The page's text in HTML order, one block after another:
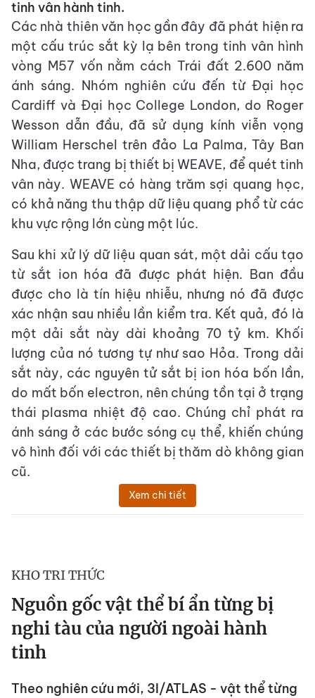
tinh vân hành tinh.
Các nhà thiên văn học gần đây đã phát hiện ra
một cấu trúc sắt kỳ lạ bên trong tinh vân hình
vòng M57 vốn nằm cách Trái đất 2.600 năm
ánh sáng. Nhóm nghiên cứu đến từ Đại học
Cardiff và Đại học College London, do Roger
Wesson dẫn đầu, đã sử dụng kính viễn vọng
William Herschel trên đảo La Palma, Tây Ban
Nha, được trang bị thiết bị WEAVE, để quét tinh
vân này. WEAVE có hàng trăm sợi quang học,
có khả năng thu thập dữ liệu quang phổ từ các
khu vực rộng lớn cùng một lúc.
Sau khi xử lý dữ liệu quan sát, một dải cấu tạo
từ sắt ion hóa đã được phát hiện. Ban đầu
được cho là tín hiệu nhiễu, nhưng nó đã được
xác nhận sau nhiều lần kiểm tra. Kết quả, đó là
một dải sắt này dài khoảng 70 tỷ km. Khối
lượng của nó tương tự như sao Hỏa. Trong dải
sắt này, các nguyên tử sắt bị ion hóa bốn lần,
do mất bốn electron, nên chúng tồn tại ở trạng
thái plasma nhiệt độ cao. Chúng chỉ phát ra
ánh sáng ở các bước sóng cụ thể, khiến chúng
vô hình đối với các thiết bị thăm dò không gian
cũ.
Xem chi tiết
KHO TRI THỨC
Nguồn gốc vật thể bí ẩn từng bị
nghi tàu của người ngoài hành
tinh
Theo nghiên cứu mới, 3I/ATLAS - vật thể từng